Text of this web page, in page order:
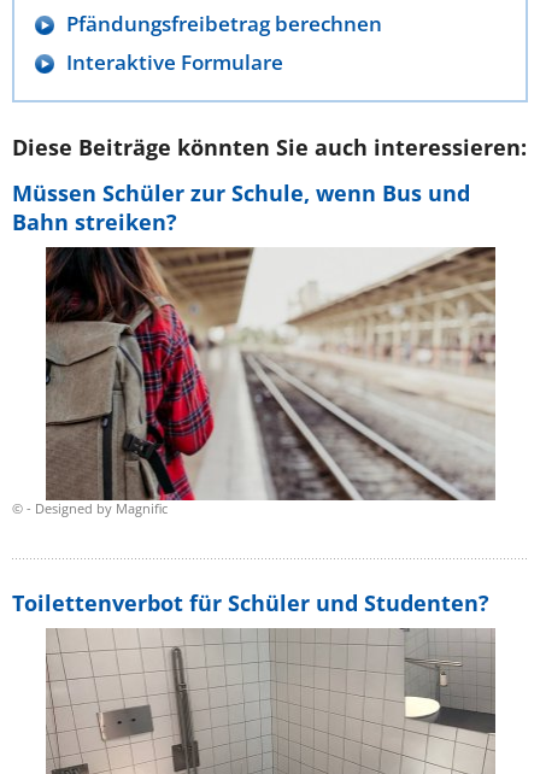
Pfändungsfreibetrag berechnen
Interaktive Formulare
Diese Beiträge könnten Sie auch interessieren:
© - Designed by Magnific
Müssen Schüler zur Schule, wenn Bus und
Bahn streiken?
Toilettenverbot für Schüler und Studenten?